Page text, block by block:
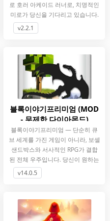
로 호러 아케이드 러너로, 치명적인
미로가 당신을 기다리고 있습니다.
v2.2.1
블록이야기프리미엄 (MOD
- 무제한 다이아몬드)
블록이야기프리미엄 — 단순히 큐
브 세계를 가진 게임이 아니라, 보셀
샌드박스와 서사적인 RPG가 결합
된 전체 우주입니다. 당신이 원하는
대로 세상을 바꿀 수 있지만, 그.
v14.0.5